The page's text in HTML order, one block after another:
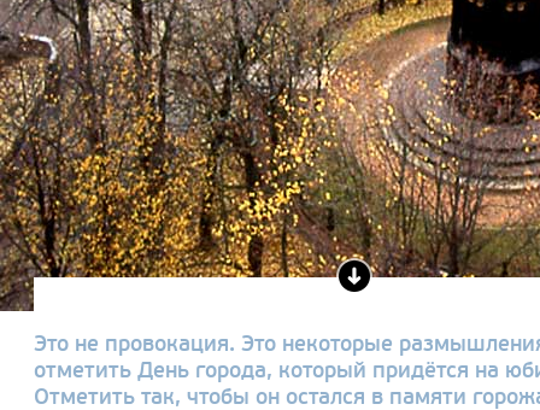
Это не провокация. Это некоторые
отметить День города, который придётся на
Отметить так, чтобы он остался в памяти